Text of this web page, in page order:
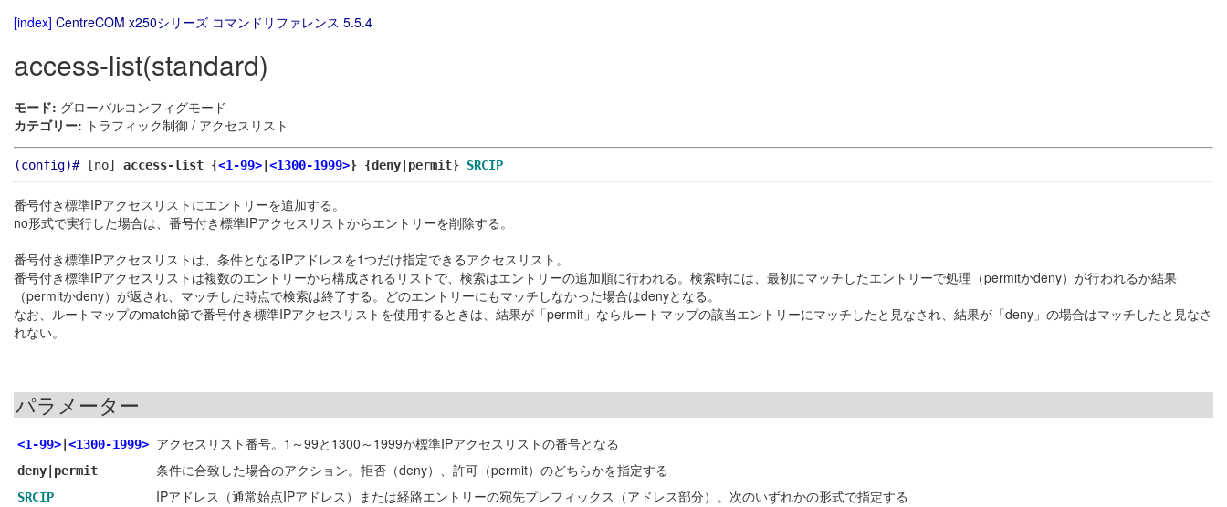
[index] CentreCOM x250シリーズ コマンドリファレンス 5.5.4
access-list(standard)
モード: グローバルコンフィグモード
カテゴリー: トラフィック制御 / アクセスリスト
(config)#[no] access-list {<1-99> <1300-1999>} {deny|permit} SRCIP
番号付き標準IPアクセスリストにエントリーを追加する。
no形式で実行した場合は、番号付き標準IPアクセスリストからエントリーを削除する。
番号付き標準IPアクセスリストは、条件となるIPアドレスを1つだけ指定できるアクセスリスト。
番号付き標準IPアクセスリストは複数のエントリーから構成されるリストで、検索はエントリーの追加順に行われる。検索時には、最初にマッチしたエントリーで処理（permitかdeny）が行われるか結果
（permitかdeny）が返され、マッチした時点で検索は終了する。どのエントリーにもマッチしなかった場合はdenyとなる。
なお、ルートマップのmatch節で番号付き標準IPアクセスリストを使用するときは、結果が「permit」ならルートマップの該当エントリーにマッチしたと見なされ、結果が「deny」の場合はマッチしたと見なさ
れない。
パラメーター
<1-99> <1300-1999> アクセスリスト番号。1～99と1300～1999が標準IPアクセスリストの番号となる
deny|permit 条件に合致した場合のアクション。拒否（deny）、許可（permit）のどちらかを指定する
SRCIP IPアドレス（通常始点IPアドレス）または経路エントリーの宛先プレフィックス（アドレス部分）。次のいずれかの形式で指定する